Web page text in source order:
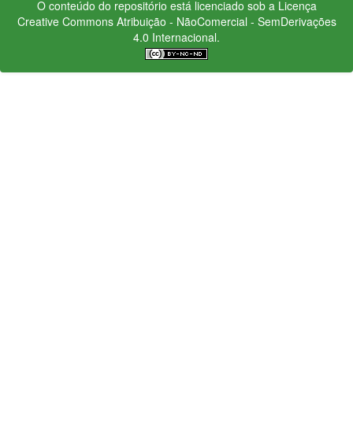
O conteúdo do repositório está licenciado sob a Licença
Creative CommonsAtribuição - NãoComercial - SemDerivações
4.0 Internacional.